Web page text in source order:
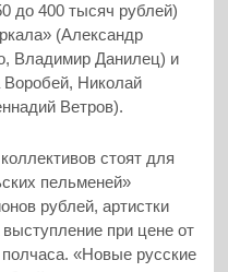
до 400 тысяч рублей)
(Александр
Владимир Данилец) и
Николай
Ветров).
стоят для
пельменей»
рублей, артистки
при цене от
«Новые русские